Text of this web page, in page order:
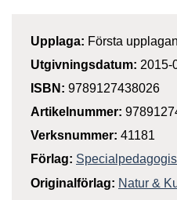
Upplaga: Första upplagan
Utgivningsdatum: 2015-
ISBN: 9789127438026
Artikelnummer:
Verksnummer: 41181
Förlag:
Originalförlag: Natur &